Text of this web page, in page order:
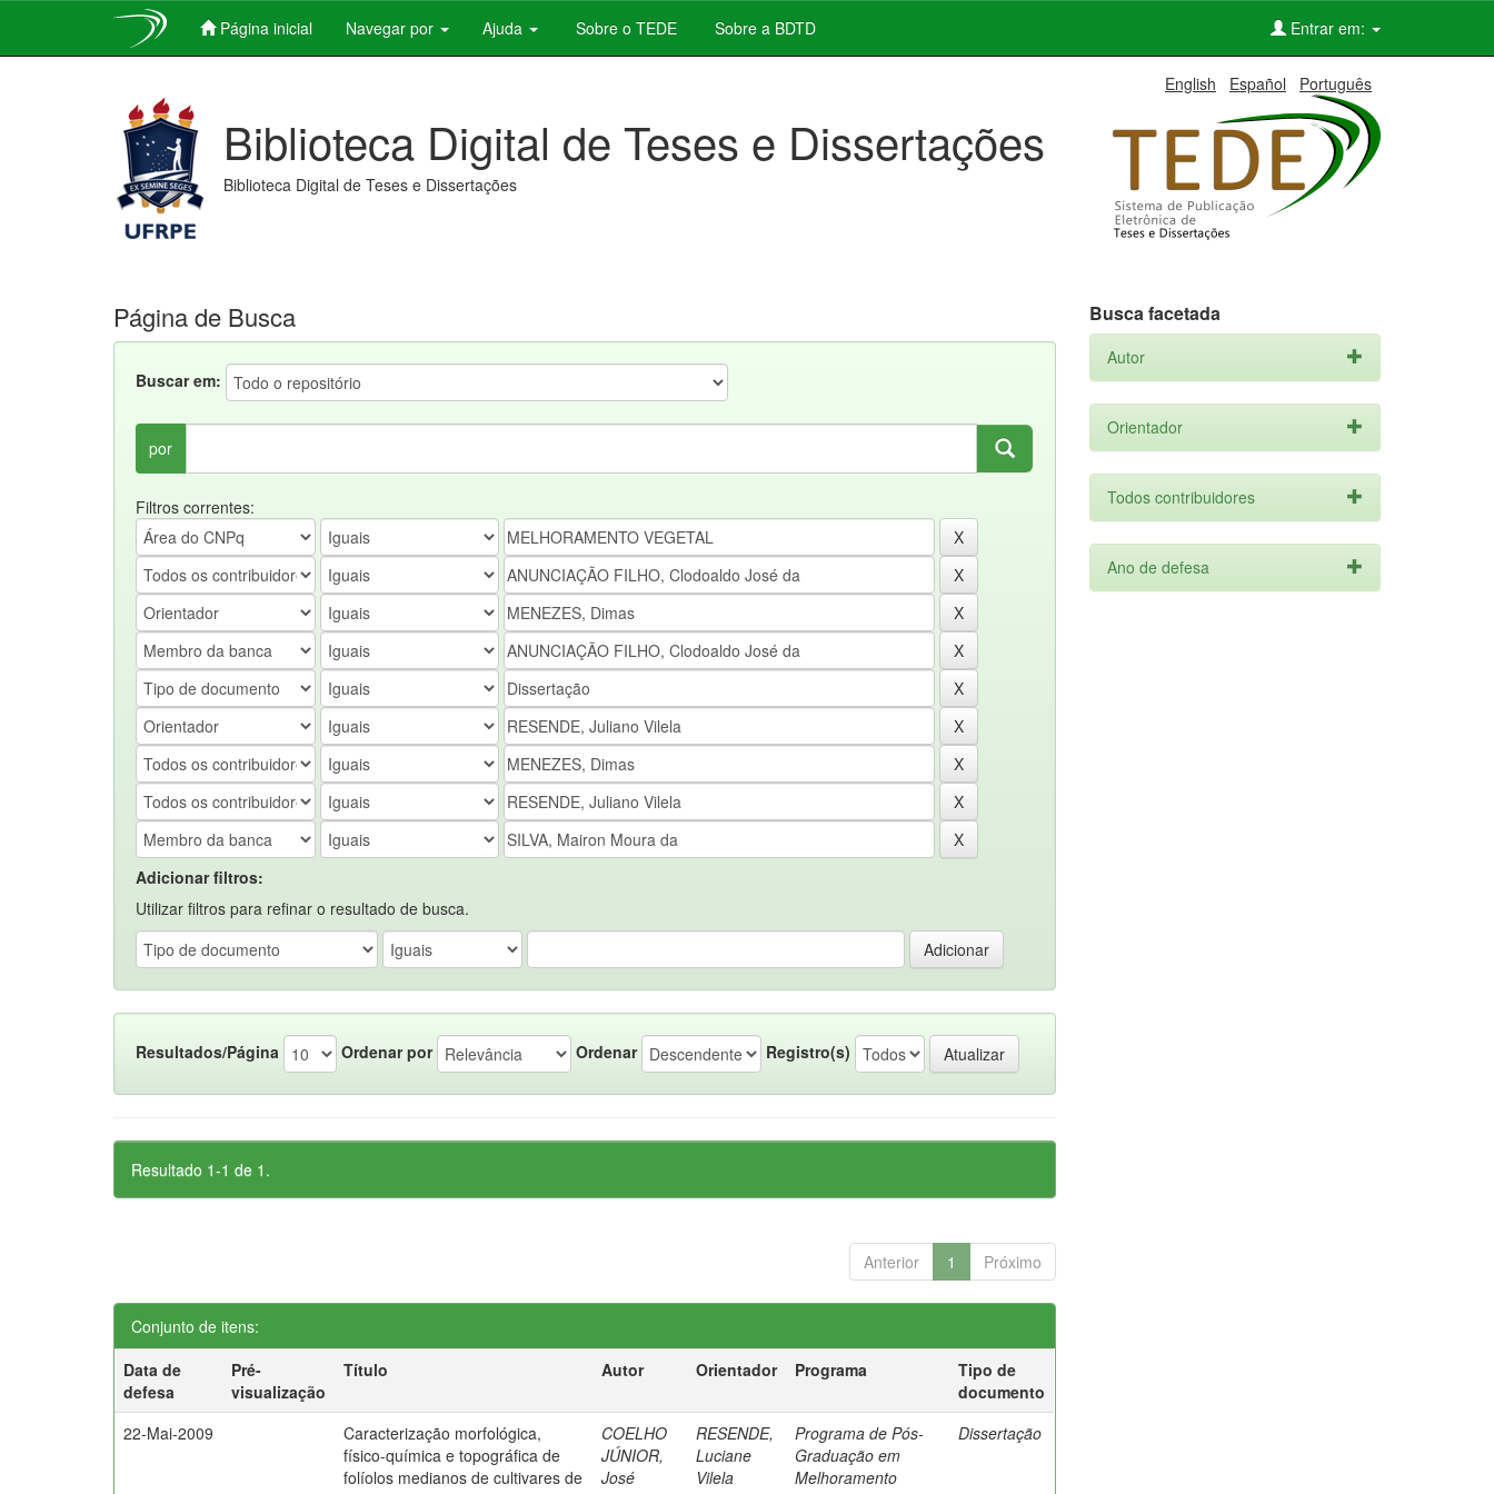
Página inicial Navegar por Ajuda Sobre o TEDE Sobre a BDTD Entrar em:
English Español Português
Biblioteca Digital de Teses e Dissertações
Biblioteca Digital de Teses e Dissertações
Página de Busca
Buscar em:
por
Filtros correntes:
Adicionar filtros:
Utilizar filtros para refinar o resultado de busca.
Resultados/Página Ordenar por Ordenar Registro(s)
Resultado 1-1 de 1.
Anterior 1 Próximo
Conjunto de itens:
Data de
defesa
Pré-
visualização
Título Autor Orientador Programa
Tipo de
documento
22-Mai-2009
Caracterização morfológica,
físico-química e topográfica de
folíolos medianos de cultivares de
COELHO
JÚNIOR,
José
RESENDE,
Luciane
Vilela
Programa de Pós-
Graduação em
Melhoramento
Dissertação
Busca facetada
Autor
Orientador
Todos contribuidores
Ano de defesa